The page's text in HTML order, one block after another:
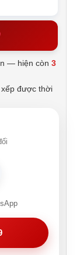
— hiện còn3
được thời